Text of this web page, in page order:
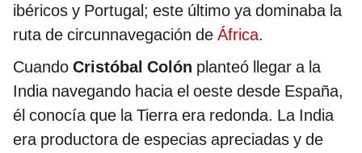
ibéricos y Portugal; este último ya dominaba la
ruta de circunnavegación de África.
Cuando Cristóbal Colón planteó llegar a la
India navegando hacia el oeste desde España,
él conocía que la Tierra era redonda. La India
era productora de especias apreciadas y de